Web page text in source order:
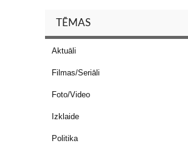
TĒMAS
Aktuāli
Filmas/Seriāli
Foto/Video
Izklaide
Politika